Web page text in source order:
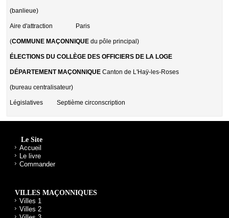
(banlieue)
Aire d'attraction Paris
(COMMUNE MAÇONNIQUEdu pôle principal)
ÉLECTIONS DU COLLÈGE DES OFFICIERS DE LA LOGE
DÉPARTEMENT MAÇONNIQUE Canton de L'Haÿ-les-Roses
(bureau centralisateur)
Législatives Septième circonscription
Le Site
Accueil
Le livre
Commander
VILLES MAÇONNIQUES
Villes 1
Villes 2